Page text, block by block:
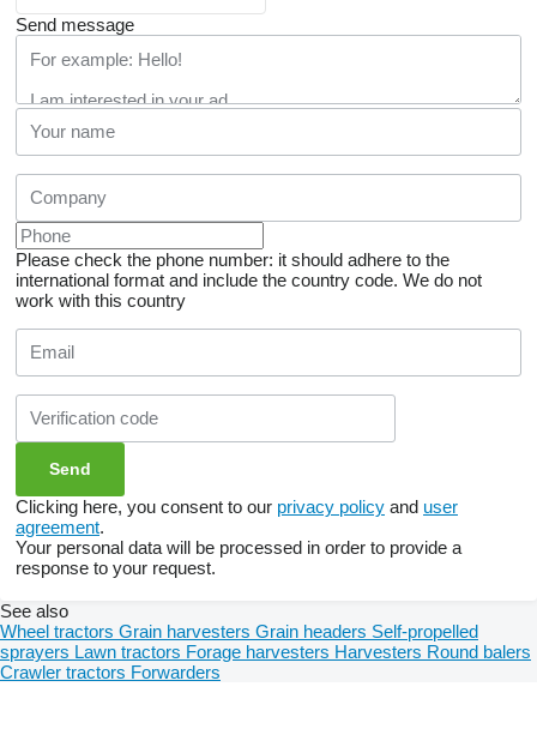
Send message
Please check the phone number: it should adhere to the
international format and include the country code. We do not
work with this country
Clicking here, you consent to our privacy policy and user
agreement.
Your personal data will be processed in order to provide a
response to your request.
See also
Wheel tractors Grain harvesters Grain headers Self-propelled
sprayers Lawn tractors Forage harvesters Harvesters Round balers
Crawler tractors Forwarders